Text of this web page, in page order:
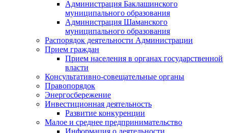
Администрация Баклашинского
муниципального образования
Администрация Шаманского
муниципального образования
Распорядок деятельности Администрации
Прием граждан
Прием населения в органах государственной
власти
Консультативно-совещательные органы
Правопорядок
Энергосбережение
Инвестиционная деятельность
Развитие конкуренции
Малое и среднее предпринимательство
Информация о деятельности